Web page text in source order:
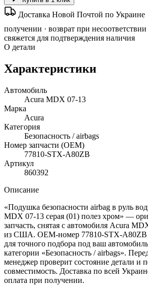
Доставка Новой Почтой по Украине
получении · возврат при несоответствии
свяжется для подтверждения наличия
О детали
Характеристики
Автомобиль
Acura MDX 07-13
Марка
Acura
Категория
Безопасность / airbags
Номер запчасти (OEM)
77810-STX-A80ZB
Артикул
860392
Описание
«Подушка безопасности airbag в руль
MDX 07-13 серая (01) полез хром» —
запчасть, снятая с автомобиля Acura
из США. OEM-номер 77810-STX-A80ZB
для точного подбора под ваш
категории «Безопасность / airbags».
менеджер проверит состояние детали и
совместимость. Доставка по всей
оплата при получении.